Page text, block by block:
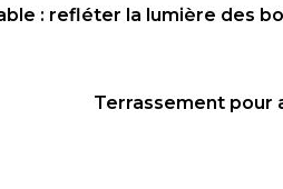
: refléter la lumière des
Terrassement pour